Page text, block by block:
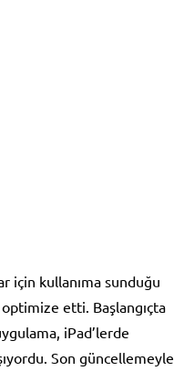
için kullanıma sunduğu
optimize etti. Başlangıçta
iPad’lerde
Son güncellemeyle